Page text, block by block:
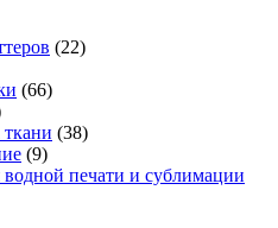
(22)
(66)
(38)
(9)
печати и сублимации